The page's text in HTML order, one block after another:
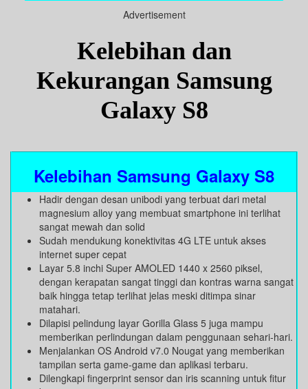
Advertisement
Kelebihan dan
Kekurangan Samsung
Galaxy S8
Kelebihan Samsung Galaxy S8
Hadir dengan desan unibodi yang terbuat dari metal
magnesium alloy yang membuat smartphone ini terlihat
sangat mewah dan solid
Sudah mendukung konektivitas 4G LTE untuk akses
internet super cepat
Layar 5.8 inchi Super AMOLED 1440 x 2560 piksel,
dengan kerapatan sangat tinggi dan kontras warna sangat
baik hingga tetap terlihat jelas meski ditimpa sinar
matahari.
Dilapisi pelindung layar Gorilla Glass 5 juga mampu
memberikan perlindungan dalam penggunaan sehari-hari.
Menjalankan OS Android v7.0 Nougat yang memberikan
tampilan serta game-game dan aplikasi terbaru.
Dilengkapi fingerprint sensor dan iris scanning untuk fitur